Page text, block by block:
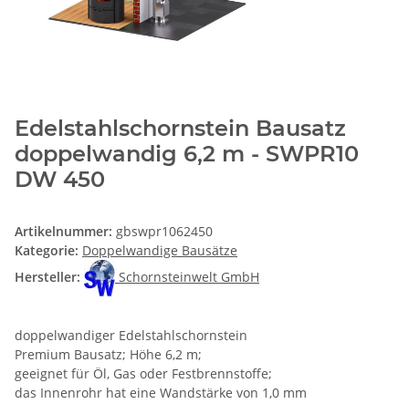
Edelstahlschornstein Bausatz
doppelwandig 6,2 m - SWPR10
DW 450
Artikelnummer: gbswpr1062450
Kategorie: Doppelwandige Bausätze
Hersteller:
Schornsteinwelt GmbH
doppelwandiger Edelstahlschornstein
Premium Bausatz; Höhe 6,2 m;
geeignet für Öl, Gas oder Festbrennstoffe;
das Innenrohr hat eine Wandstärke von 1,0 mm